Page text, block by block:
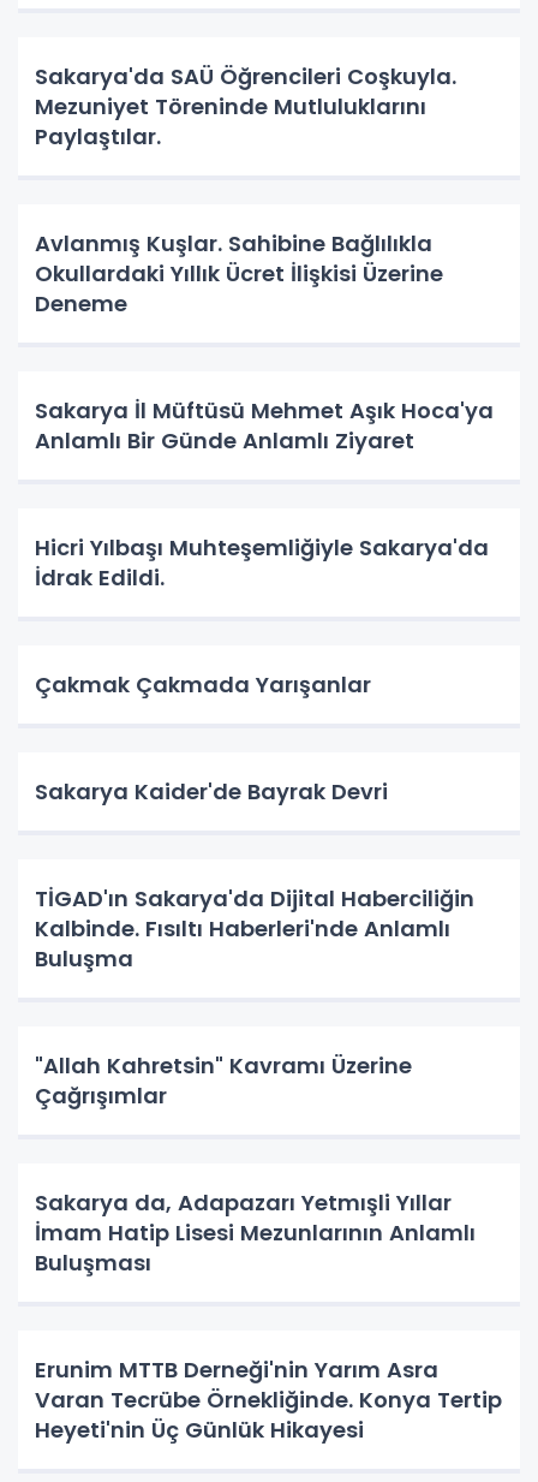
Sakarya'da SAÜ Öğrencileri Coşkuyla.
Mezuniyet Töreninde Mutluluklarını
Paylaştılar.
Avlanmış Kuşlar. Sahibine Bağlılıkla
Okullardaki Yıllık Ücret İlişkisi Üzerine
Deneme
Sakarya İl Müftüsü Mehmet Aşık Hoca'ya
Anlamlı Bir Günde Anlamlı Ziyaret
Hicri Yılbaşı Muhteşemliğiyle Sakarya'da
İdrak Edildi.
Çakmak Çakmada Yarışanlar
Sakarya Kaider'de Bayrak Devri
TİGAD'ın Sakarya'da Dijital Haberciliğin
Kalbinde. Fısıltı Haberleri'nde Anlamlı
Buluşma
"Allah Kahretsin" Kavramı Üzerine
Çağrışımlar
Sakarya da, Adapazarı Yetmışli Yıllar
İmam Hatip Lisesi Mezunlarının Anlamlı
Buluşması
Erunim MTTB Derneği'nin Yarım Asra
Varan Tecrübe Örnekliğinde. Konya Tertip
Heyeti'nin Üç Günlük Hikayesi